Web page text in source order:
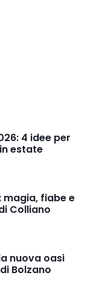
4 idee per
estate
magia, fiabe e
Colliano
nuova oasi
Bolzano